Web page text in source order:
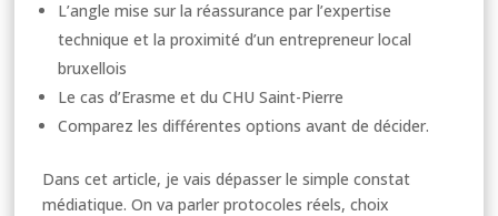
L’angle mise sur la réassurance par l’expertise
technique et la proximité d’un entrepreneur local
bruxellois
Le cas d’Erasme et du CHU Saint-Pierre
Comparez les différentes options avant de décider.
Dans cet article, je vais dépasser le simple constat
médiatique. On va parler protocoles réels, choix